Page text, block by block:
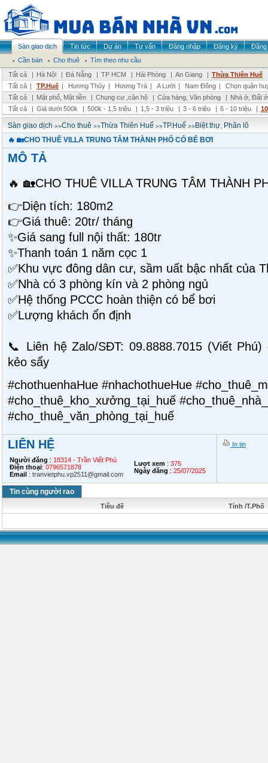
Sàn giao dịch Tin tức Dự án Tư vấn Đăng nhập Đăng ký
Đăng
Cần bán
Cho thuê
Tìm theo nhu cầu
Tất cả
| Hà Nội | Đà Nẵng | TP HCM | Hải Phòng | An Giang | Thừa Thiên Huế
Tất cả | TP.Huế | Hương Thủy | Hương Trà | A Lưới | Nam Đông |
Chọn quận
Tất cả
| Mặt phố, Mặt tiền | Chung cư ,căn hộ | Cửa hàng, Văn phòng | Nhà ở, Đất ở
Tất cả
| Giá dưới 500k | 500k - 1,5 triệu | 1,5 - 3 triệu | 3 - 6 triệu | 6 - 10 triệu |
Sàn giao dịch >>Cho thuê >>Thừa Thiên Huế >>TP.Huế >>Biệt thự, Phân lô
🔥 🏡CHO THUÊ VILLA TRUNG TÂM THÀNH PHỐ CÓ BỂ BƠI
MÔ TẢ
🔥 🏡CHO THUÊ VILLA TRUNG TÂM THÀNH
👉Diện tích: 180m2
👉Giá thuê: 20tr/ tháng
✨Giá sang full nội thất: 180tr
✨Thanh toán 1 năm cọc 1
✅Khu vực đông dân cư, sầm uất bậc nhất của
✅Nhà có 3 phòng kín và 2 phòng ngủ
✅Hệ thống PCCC hoàn thiện có bể bơi
✅Lượng khách ổn định
📞 Liên hệ Zalo/SĐT: 09.8888.7015 (Viết
kẻo sẩy
#chothuenhaHue #nhachothueHue
#cho_thuê_kho_xưởng_tại_huế
#cho_thuê_văn_phòng_tại_huế
LIÊN HỆ
Người đăng : 18314 - Trần Viết Phú
Điện thoại: 0796571878
Email : tranvietphu.vp2511@gmail.com
Lượt xem : 375
Ngày đăng : 25/07/2025
In tin
Tin cùng người rao
Tiêu đề Tỉnh /T.Phố